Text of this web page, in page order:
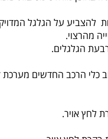
להצביע על הגלגל המדויק
מהרצוי.
הגלגלים.
כלי הרכב החדשים